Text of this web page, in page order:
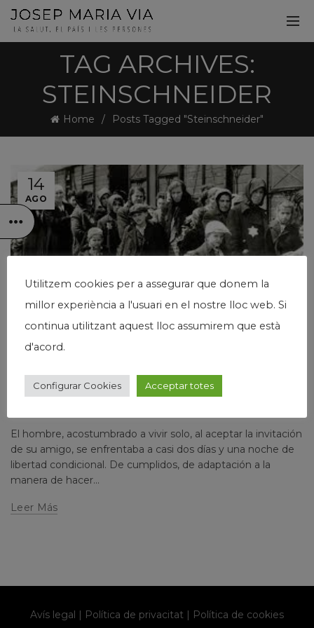
TAG ARCHIVES:
STEINSCHNEIDER
Home Posts Tagged "Steinschneider"
14
AGO
General Humanismo
DISTINTOS, PERO NO TANTO
El hombre, acostumbrado a vivir solo, al aceptar la invitación
de su amigo, se enfrentaba a casi dos días y una noche de
libertad condicional. De cumplidos, de adaptación a la
manera de hacer...
Leer Más
Avís legal | Política de privacitat | Política de cookies
Utilitzem cookies per a assegurar que donem la
millor experiència a l'usuari en el nostre lloc web. Si
continua utilitzant aquest lloc assumirem que està
d'acord.
Configurar Cookies Acceptar totes